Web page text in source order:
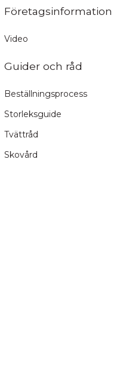
Företagsinformation
Video
Guider och råd
Beställningsprocess
Storleksguide
Tvättråd
Skovård